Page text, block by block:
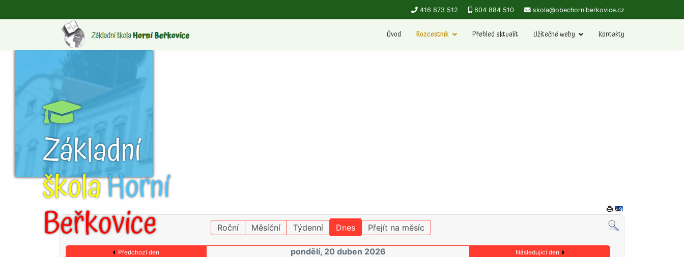
416 873 512 604 884 510 skola@obechorniberkovice.cz
Úvod Rozcestník Přehled aktualit Užitečné weby Kontakty
Základní
školaHorní
Beřkovice Roční Měsíční Týdenní Dnes Přejít na měsíc
Předchozí den pondělí, 20 duben 2026 Následující den